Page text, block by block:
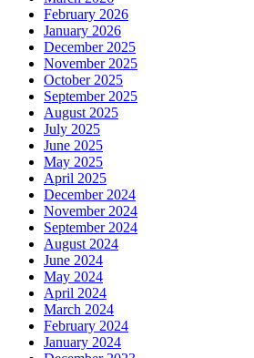
February 2026
January 2026
December 2025
November 2025
October 2025
September 2025
August 2025
July 2025
June 2025
May 2025
April 2025
December 2024
November 2024
September 2024
August 2024
June 2024
May 2024
April 2024
March 2024
February 2024
January 2024